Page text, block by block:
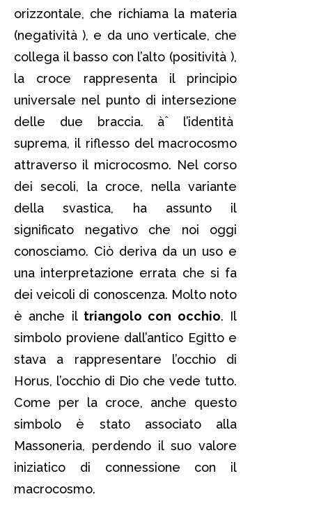
orizzontale, che richiama la materia
(negatività ), e da uno verticale, che
collega il basso con l’alto (positività ),
la croce rappresenta il principio
universale nel punto di intersezione
delle due braccia. àˆ l’identità
suprema, il riflesso del macrocosmo
attraverso il microcosmo. Nel corso
dei secoli, la croce, nella variante
della svastica, ha assunto il
significato negativo che noi oggi
conosciamo. Ciò deriva da un uso e
una interpretazione errata che si fa
dei veicoli di conoscenza. Molto noto
è anche iltriangolo con occhio. Il
simbolo proviene dall’antico Egitto e
stava a rappresentare l’occhio di
Horus, l’occhio di Dio che vede tutto.
Come per la croce, anche questo
simbolo è stato associato alla
Massoneria, perdendo il suo valore
iniziatico di connessione con il
macrocosmo.